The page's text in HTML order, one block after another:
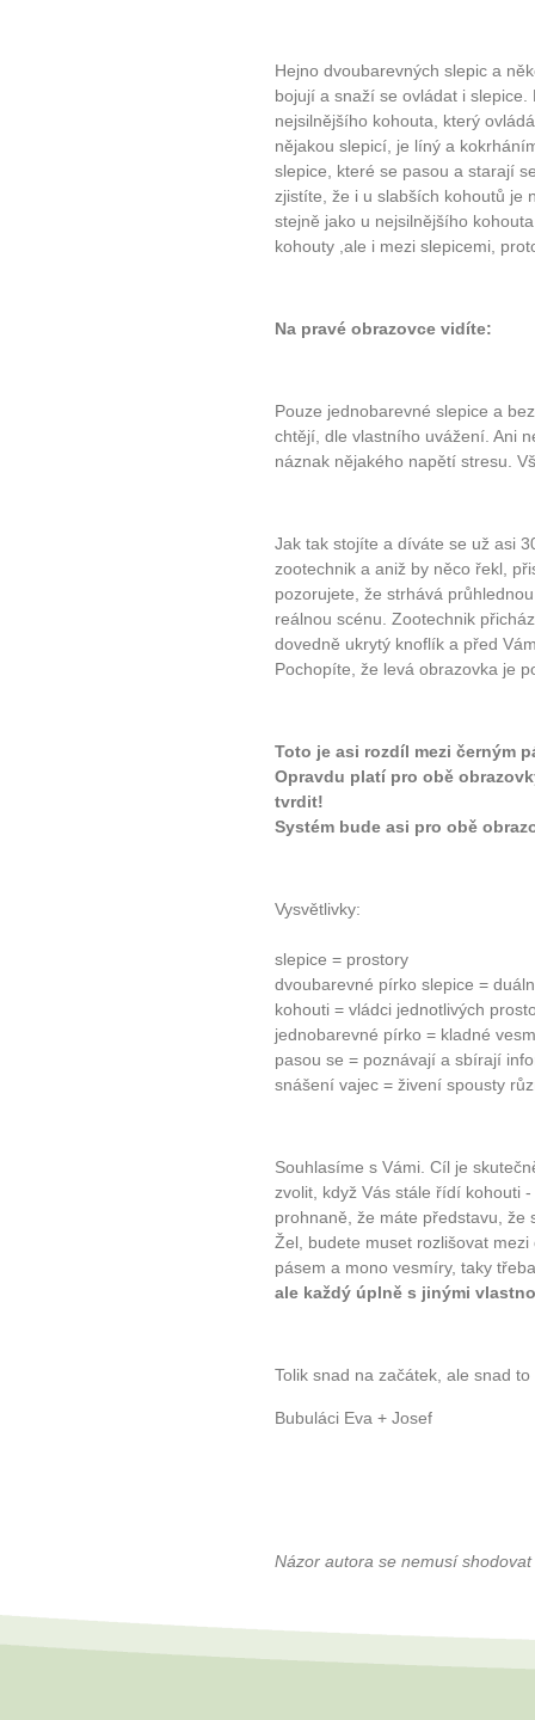
Hejno dvoubarevných slepic a
bojují a snaží se ovládat i
nejsilnějšího kohouta, který
nějakou slepicí, je líný a
slepice, které se pasou a starají
zjistíte, že i u slabších kohoutů je
stejně jako u nejsilnějšího
kohouty ,ale i mezi slepicemi,
Na pravé obrazovce vidíte:
Pouze jednobarevné slepice a
chtějí, dle vlastního uvážení. Ani
náznak nějakého napětí stresu.
Jak tak stojíte a díváte se už asi
zootechnik a aniž by něco řekl,
pozorujete, že strhává
reálnou scénu. Zootechnik
dovedně ukrytý knoflík a před
Pochopíte, že levá obrazovka je
Toto je asi rozdíl mezi černým
Opravdu platí pro obě
tvrdit!
Systém bude asi pro obě
Vysvětlivky:
slepice = prostory
dvoubarevné pírko slepice =
kohouti = vládci jednotlivých
jednobarevné pírko = kladné
pasou se = poznávají a sbírají
snášení vajec = živení spousty
Souhlasíme s Vámi. Cíl je
zvolit, když Vás stále řídí kohouti
prohnaně, že máte představu, že
Žel, budete muset rozlišovat
pásem a mono vesmíry, taky
ale každý úplně s jinými
Tolik snad na začátek, ale snad
Bubuláci Eva + Josef
Názor autora se nemusí